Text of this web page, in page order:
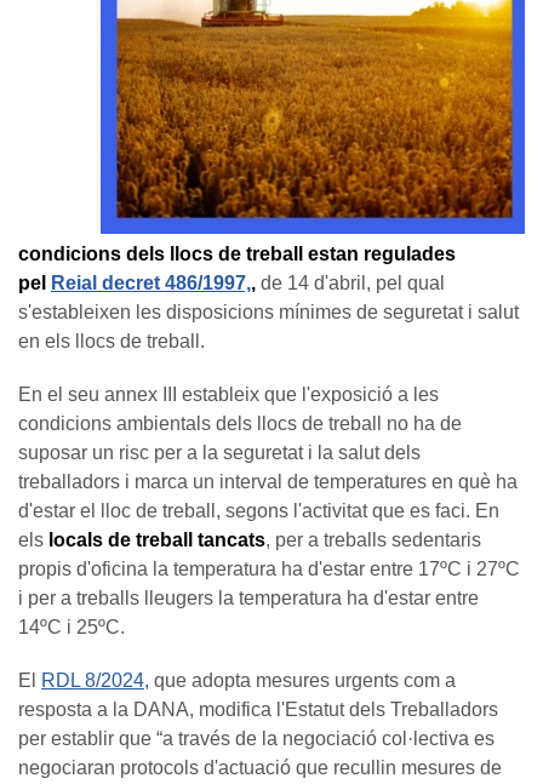
condicions dels llocs de treball estan regulades
pel
Reial decret 486/1997,, de 14 d'abril, pel qual
s'estableixen les disposicions mínimes de seguretat i salut
en els llocs de treball.
En el seu annex III estableix que l'exposició a les
condicions ambientals dels llocs de treball no ha de
suposar un risc per a la seguretat i la salut dels
treballadors i marca un interval de temperatures en què ha
d'estar el lloc de treball, segons l'activitat que es faci. En
els locals de treball tancats, per a treballs sedentaris
propis d'oficina la temperatura ha d'estar entre 17ºC i 27ºC
i per a treballs lleugers la temperatura ha d'estar entre
14ºC i 25ºC.
El RDL 8/2024, que adopta mesures urgents com a
resposta a la DANA, modifica l'Estatut dels Treballadors
per establir que “a través de la negociació col·lectiva es
negociaran protocols d'actuació que recullin mesures de